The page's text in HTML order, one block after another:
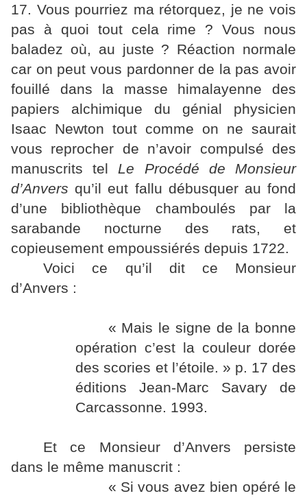
17. Vous pourriez ma rétorquez, je ne vois
pas à quoi tout cela rime ? Vous nous
baladez où, au juste ? Réaction normale
car on peut vous pardonner de la pas avoir
fouillé dans la masse himalayenne des
papiers alchimique du génial physicien
Isaac Newton tout comme on ne saurait
vous reprocher de n’avoir compulsé des
manuscrits tel Le Procédé de Monsieur
d’Anvers qu’il eut fallu débusquer au fond
d’une bibliothèque chamboulés par la
sarabande nocturne des rats, et
copieusement empoussiérés depuis 1722.
Voici ce qu’il dit ce Monsieur
d’Anvers :
« Mais le signe de la bonne
opération c’est la couleur dorée
des scories et l’étoile. » p. 17 des
éditions Jean-Marc Savary de
Carcassonne. 1993.
Et ce Monsieur d’Anvers persiste
dans le même manuscrit :
« Si vous avez bien opéré le